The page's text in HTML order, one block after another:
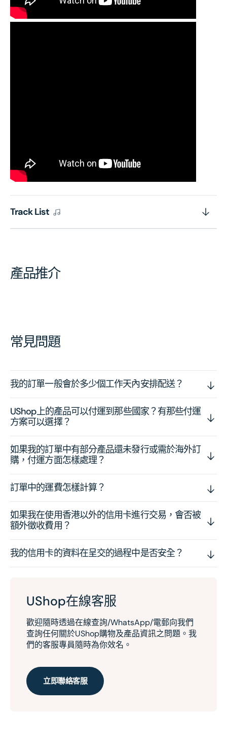
Track List
產品推介
常見問題
我的訂單一般會於多少個工作天內安排配送？
UShop上的產品可以付運到那些國家？有那些付運
方案可以選擇？
如果我的訂單中有部分產品還未發行或需於海外訂
購，付運方面怎樣處理？
訂單中的運費怎樣計算？
如果我在使用香港以外的信用卡進行交易，會否被
額外徵收費用？
我的信用卡的資料在呈交的過程中是否安全？
UShop在線客服
歡迎隨時透過在線查詢/WhatsApp/電郵向我們
查詢任何關於UShop購物及產品資訊之問題。我
們的客服專員隨時為你效名。
立即聯絡客服